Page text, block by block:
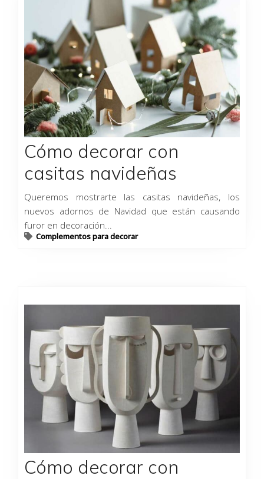
Cómo decorar con
casitas navideñas
Queremos mostrarte las casitas navideñas, los
nuevos adornos de Navidad que están causando
furor en decoración...
Complementos para decorar
Cómo decorar con